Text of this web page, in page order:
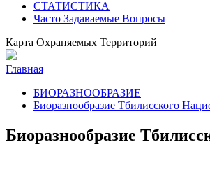
СТАТИСТИКА
Часто Задаваемые Вопросы
Карта Охраняемых Территорий
Главная
БИОРАЗНООБРАЗИЕ
Биоразнообразие Тбилисского
Биоразнообразие